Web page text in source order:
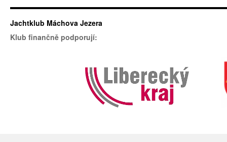
Jachtklub Máchova Jezera
Klub finančně podporují: